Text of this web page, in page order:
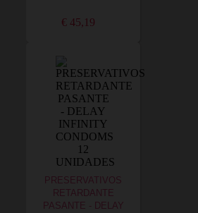
€ 45,19
PRESERVATIVOS
RETARDANTE
PASANTE - DELAY